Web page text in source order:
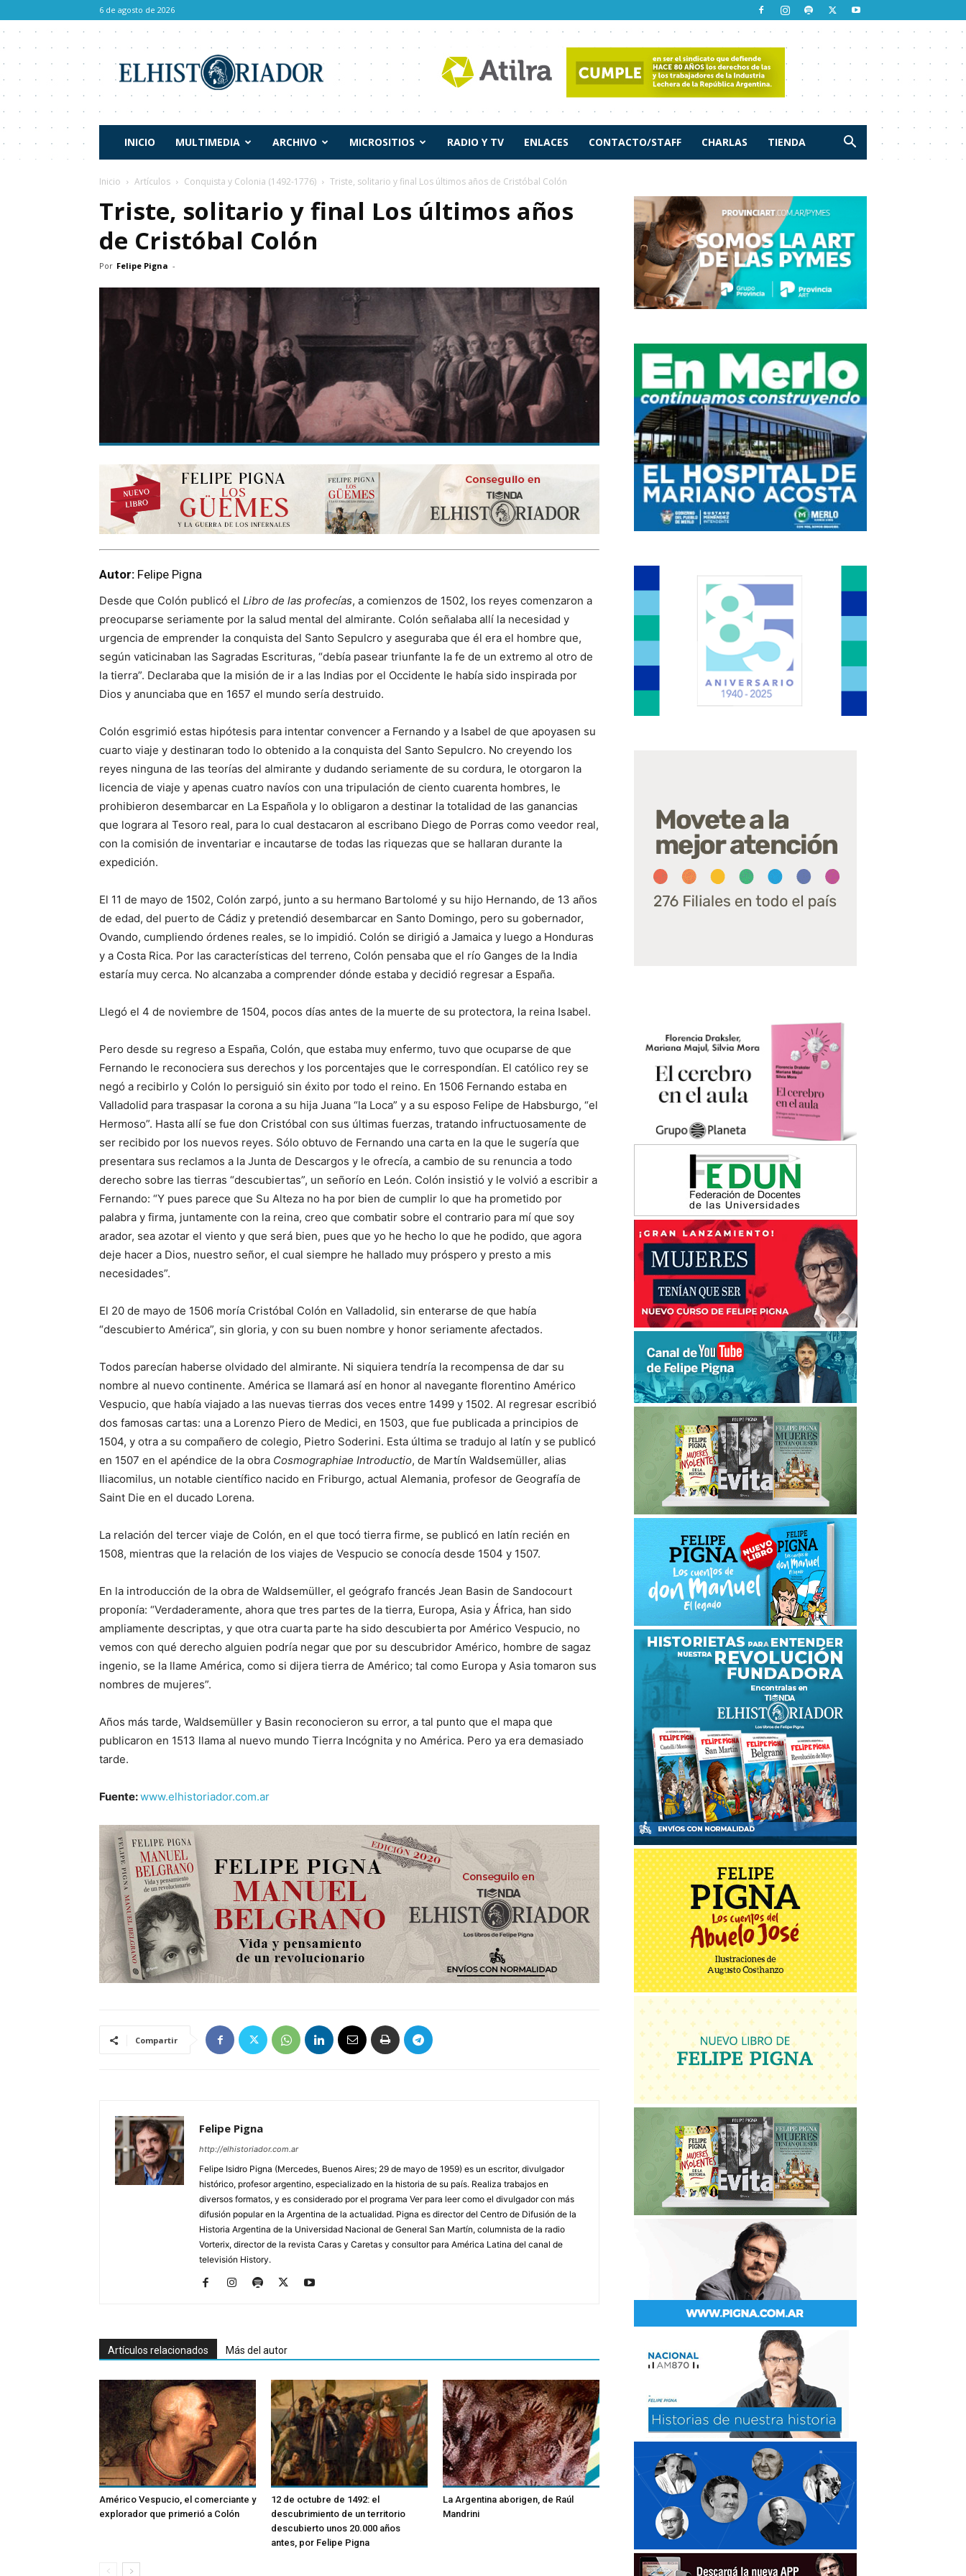
6 de agosto de 2026
Historiador
INICIO MULTIMEDIA ARCHIVO MICROSITIOS RADIO Y TV ENLACES CONTACTO/STAFF CHARLAS TIENDA
Inicio Artículos Conquista y Colonia (1492-1776) Triste, solitario y final Los últimos años de Cristóbal Colón
Triste, solitario y final Los últimos años
de Cristóbal Colón
Por Felipe Pigna -
Autor: Felipe Pigna
Desde que Colón publicó el Libro de las profecías, a comienzos de 1502, los reyes comenzaron a
preocuparse seriamente por la salud mental del almirante. Colón señalaba allí la necesidad y
urgencia de emprender la conquista del Santo Sepulcro y aseguraba que él era el hombre que,
según vaticinaban las Sagradas Escrituras, “debía pasear triunfante la fe de un extremo al otro de
la tierra”. Declaraba que la misión de ir a las Indias por el Occidente le había sido inspirada por
Dios y anunciaba que en 1657 el mundo sería destruido.
Colón esgrimió estas hipótesis para intentar convencer a Fernando y a Isabel de que apoyasen su
cuarto viaje y destinaran todo lo obtenido a la conquista del Santo Sepulcro. No creyendo los
reyes ninguna de las teorías del almirante y dudando seriamente de su cordura, le otorgaron la
licencia de viaje y apenas cuatro navíos con una tripulación de ciento cuarenta hombres, le
prohibieron desembarcar en La Española y lo obligaron a destinar la totalidad de las ganancias
que lograra al Tesoro real, para lo cual destacaron al escribano Diego de Porras como veedor real,
con la comisión de inventariar e incautarse de todas las riquezas que se hallaran durante la
expedición.
El 11 de mayo de 1502, Colón zarpó, junto a su hermano Bartolomé y su hijo Hernando, de 13 años
de edad, del puerto de Cádiz y pretendió desembarcar en Santo Domingo, pero su gobernador,
Ovando, cumpliendo órdenes reales, se lo impidió. Colón se dirigió a Jamaica y luego a Honduras
y a Costa Rica. Por las características del terreno, Colón pensaba que el río Ganges de la India
estaría muy cerca. No alcanzaba a comprender dónde estaba y decidió regresar a España.
Llegó el 4 de noviembre de 1504, pocos días antes de la muerte de su protectora, la reina Isabel.
Pero desde su regreso a España, Colón, que estaba muy enfermo, tuvo que ocuparse de que
Fernando le reconociera sus derechos y los porcentajes que le correspondían. El católico rey se
negó a recibirlo y Colón lo persiguió sin éxito por todo el reino. En 1506 Fernando estaba en
Valladolid para traspasar la corona a su hija Juana “la Loca” y a su esposo Felipe de Habsburgo, “el
Hermoso”. Hasta allí se fue don Cristóbal con sus últimas fuerzas, tratando infructuosamente de
ser recibido por los nuevos reyes. Sólo obtuvo de Fernando una carta en la que le sugería que
presentara sus reclamos a la Junta de Descargos y le ofrecía, a cambio de su renuncia a todo
derecho sobre las tierras “descubiertas”, un señorío en León. Colón insistió y le volvió a escribir a
Fernando: “Y pues parece que Su Alteza no ha por bien de cumplir lo que ha prometido por
palabra y firma, juntamente con la reina, creo que combatir sobre el contrario para mí que soy
arador, sea azotar el viento y que será bien, pues que yo he hecho lo que he podido, que agora
deje hacer a Dios, nuestro señor, el cual siempre he hallado muy próspero y presto a mis
necesidades”.
El 20 de mayo de 1506 moría Cristóbal Colón en Valladolid, sin enterarse de que había
“descubierto América”, sin gloria, y con su buen nombre y honor seriamente afectados.
Todos parecían haberse olvidado del almirante. Ni siquiera tendría la recompensa de dar su
nombre al nuevo continente. América se llamará así en honor al navegante florentino Américo
Vespucio, que había viajado a las nuevas tierras dos veces entre 1499 y 1502. Al regresar escribió
dos famosas cartas: una a Lorenzo Piero de Medici, en 1503, que fue publicada a principios de
1504, y otra a su compañero de colegio, Pietro Soderini. Esta última se tradujo al latín y se publicó
en 1507 en el apéndice de la obra Cosmographiae Introductio, de Martín Waldsemüller, alias
Iliacomilus, un notable científico nacido en Friburgo, actual Alemania, profesor de Geografía de
Saint Die en el ducado Lorena.
La relación del tercer viaje de Colón, en el que tocó tierra firme, se publicó en latín recién en
1508, mientras que la relación de los viajes de Vespucio se conocía desde 1504 y 1507.
En la introducción de la obra de Waldsemüller, el geógrafo francés Jean Basin de Sandocourt
proponía: “Verdaderamente, ahora que tres partes de la tierra, Europa, Asia y África, han sido
ampliamente descriptas, y que otra cuarta parte ha sido descubierta por Américo Vespucio, no
vemos con qué derecho alguien podría negar que por su descubridor Américo, hombre de sagaz
ingenio, se la llame América, como si dijera tierra de Américo; tal como Europa y Asia tomaron sus
nombres de mujeres”.
Años más tarde, Waldsemüller y Basin reconocieron su error, a tal punto que el mapa que
publicaron en 1513 llama al nuevo mundo Tierra Incógnita y no América. Pero ya era demasiado
tarde.
Fuente:www.elhistoriador.com.ar
Compartir
Felipe Pigna
http://elhistoriador.com.ar
Felipe Isidro Pigna (Mercedes, Buenos Aires; 29 de mayo de 1959) es un escritor, divulgador
histórico, profesor argentino, especializado en la historia de su país. Realiza trabajos en
diversos formatos, y es considerado por el programa Ver para leer como el divulgador con más
difusión popular en la Argentina de la actualidad. Pigna es director del Centro de Difusión de la
Historia Argentina de la Universidad Nacional de General San Martín, columnista de la radio
Vorterix, director de la revista Caras y Caretas y consultor para América Latina del canal de
televisión History.
Artículos relacionados Más del autor
Américo Vespucio, el comerciante y
explorador que primerió a Colón
12 de octubre de 1492: el
descubrimiento de un territorio
descubierto unos 20.000 años
antes, por Felipe Pigna
La Argentina aborigen, de Raúl
Mandrini